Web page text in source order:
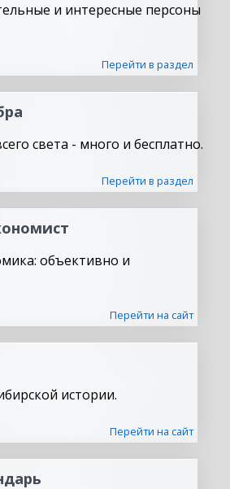
и интересные персоны
Перейти в раздел
света - много и бесплатно.
Перейти в раздел
объективно и
Перейти на сайт
истории.
Перейти на сайт